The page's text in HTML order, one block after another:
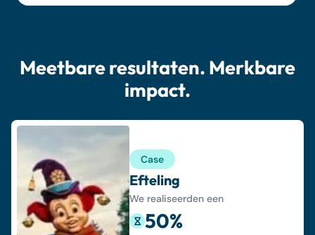
Meetbare resultaten. Merkbare
impact.
Case
Efteling
We realiseerden een
50%